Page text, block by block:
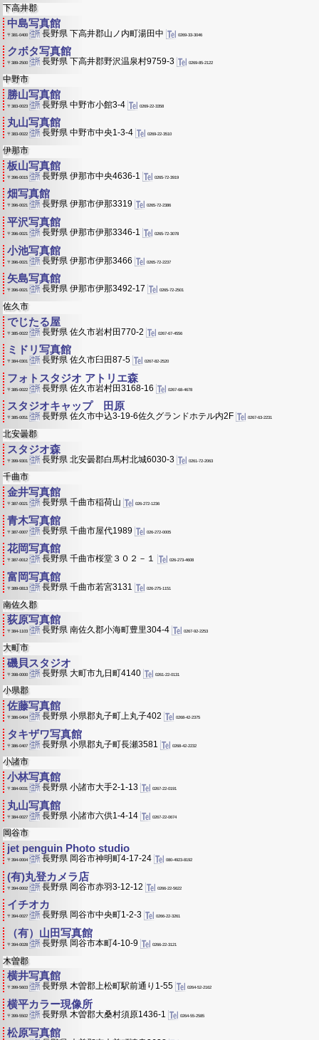
下高井郡
中島写真館
〒381-0400 長野県 下高井郡山ノ内町湯田中 0269-33-3046
クボタ写真館
〒389-2500 長野県 下高井郡野沢温泉村9759-3 0269-85-2122
中野市
勝山写真館
〒383-0023 長野県 中野市小館3-4 0269-22-3358
丸山写真館
〒383-0022 長野県 中野市中央1-3-4 0269-22-3510
伊那市
板山写真館
〒396-0015 長野県 伊那市中央4636-1 0265-72-3919
畑写真館
〒396-0021 長野県 伊那市伊那3319 0265-72-2386
平沢写真館
〒396-0021 長野県 伊那市伊那3346-1 0265-72-3078
小池写真館
〒396-0021 長野県 伊那市伊那3466 0265-72-2237
矢島写真館
〒396-0021 長野県 伊那市伊那3492-17 0265-72-2501
佐久市
でじたる屋
〒385-0022 長野県 佐久市岩村田770-2 0267-67-4556
ミドリ写真館
〒384-0301 長野県 佐久市臼田87-5 0267-82-2520
フォトスタジオ アトリエ森
〒385-0022 長野県 佐久市岩村田3168-16 0267-68-4678
スタジオキャップ 田原
〒385-0051 長野県 佐久市中込3-19-6佐久グランドホテル内2F 0267-63-2231
北安曇郡
スタジオ森
〒399-9301 長野県 北安曇郡白馬村北城6030-3 0261-72-2063
千曲市
金井写真館
〒387-0021 長野県 千曲市稲荷山 026-272-1236
青木写真館
〒387-0007 長野県 千曲市屋代1989 026-272-0005
花岡写真館
〒387-0012 長野県 千曲市桜堂３０２－１ 026-273-4608
富岡写真館
〒389-0813 長野県 千曲市若宮3131 026-275-1151
南佐久郡
荻原写真館
〒384-1103 長野県 南佐久郡小海町豊里304-4 0267-92-2253
大町市
磯貝スタジオ
〒398-0000 長野県 大町市九日町4140 0261-22-0131
小県郡
佐藤写真館
〒386-0404 長野県 小県郡丸子町上丸子402 0268-42-2375
タキザワ写真館
〒386-0407 長野県 小県郡丸子町長瀬3581 0268-42-2232
小諸市
小林写真館
〒384-0031 長野県 小諸市大手2-1-13 0267-22-0191
丸山写真館
〒384-0027 長野県 小諸市六供1-4-14 0267-22-0674
岡谷市
jet penguin Photo studio
〒394-0004 長野県 岡谷市神明町4-17-24 080-4923-8192
(有)丸登カメラ店
〒394-0002 長野県 岡谷市赤羽3-12-12 0266-22-5622
イチオカ
〒394-0027 長野県 岡谷市中央町1-2-3 0266-22-3261
（有）山田写真館
〒394-0028 長野県 岡谷市本町4-10-9 0266-22-3121
木曽郡
横井写真館
〒399-5603 長野県 木曽郡上松町駅前通り1-55 0264-52-2162
横平カラー現像所
〒399-5502 長野県 木曽郡大桑村須原1436-1 0264-55-2585
松原写真館